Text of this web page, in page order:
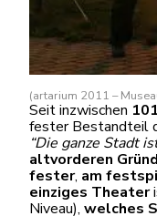
(artarium 2011 –
Seit inzwischen
fester Bestandteil
“Die ganze Stadt
altvorderen
fester, am
einziges Theater
Niveau), welches